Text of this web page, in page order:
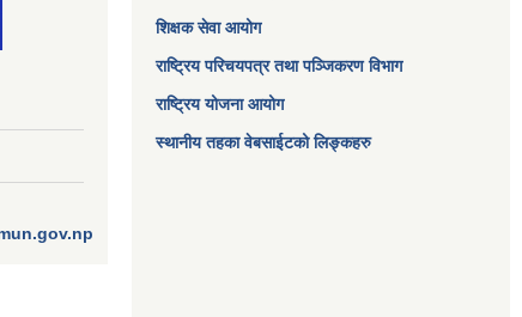
शिक्षक सेवा आयोग
राष्ट्रिय परिचयपत्र तथा पञ्जिकरण विभाग
राष्ट्रिय योजना आयोग
स्थानीय तहका वेबसाईटको लिङ्कहरु